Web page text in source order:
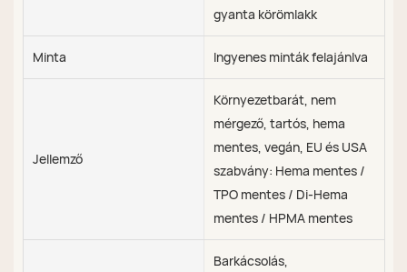
gyanta körömlakk
Minta Ingyenes minták felajánlva
Jellemző
Környezetbarát, nem
mérgező, tartós, hema
mentes, vegán, EU és USA
szabvány: Hema mentes /
TPO mentes / Di-Hema
mentes / HPMA mentes
Barkácsolás,